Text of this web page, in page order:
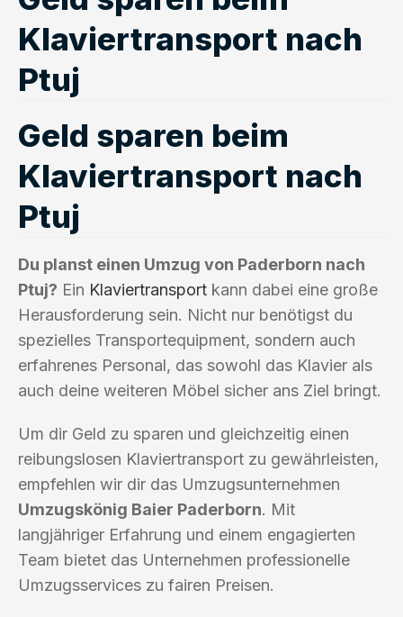
Klaviertransport nach
Ptuj
Geld sparen beim
Klaviertransport nach
Ptuj
Du planst einen Umzug von Paderborn nach
Ptuj? Ein Klaviertransport kann dabei eine große
Herausforderung sein. Nicht nur benötigst du
spezielles Transportequipment, sondern auch
erfahrenes Personal, das sowohl das Klavier als
auch deine weiteren Möbel sicher ans Ziel bringt.
Um dir Geld zu sparen und gleichzeitig einen
reibungslosen Klaviertransport zu gewährleisten,
empfehlen wir dir das Umzugsunternehmen
Umzugskönig Baier Paderborn. Mit
langjähriger Erfahrung und einem engagierten
Team bietet das Unternehmen professionelle
Umzugsservices zu fairen Preisen.